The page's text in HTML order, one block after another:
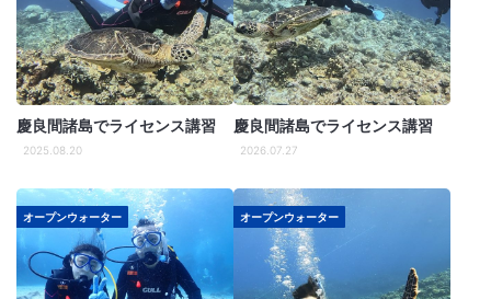
慶良間諸島でライセンス講習
2025.08.20
慶良間諸島でライセンス講習
2026.07.27
オープンウォーター オープンウォーター